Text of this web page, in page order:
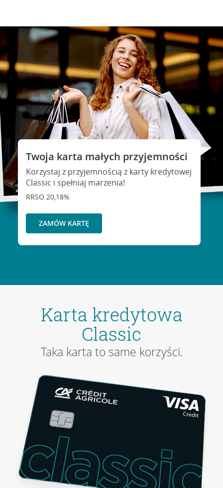
Twoja karta małych przyjemności
Korzystaj z przyjemnością z karty kredytowej
Classic i spełniaj marzenia!
RRSO 20,18%
ZAMÓW KARTĘ
Karta kredytowa
Classic
Taka karta to same korzyści.